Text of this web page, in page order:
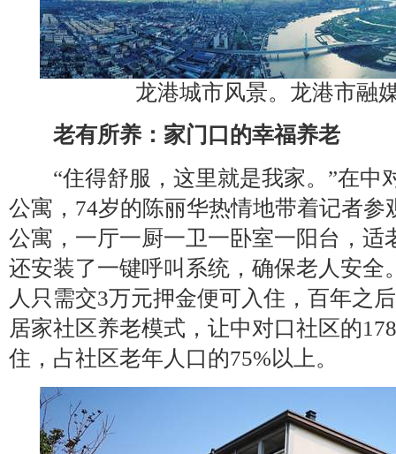
龙港城市风景。龙港市融
老有所养：家门口的幸福养老
“住得舒服，这里就是我家。”在中
公寓，74岁的陈丽华热情地带着记者参
公寓，一厅一厨一卫一卧室一阳台，适
还安装了一键呼叫系统，确保老人安全
人只需交3万元押金便可入住，百年之
居家社区养老模式，让中对口社区的
住，占社区老年人口的75%以上。